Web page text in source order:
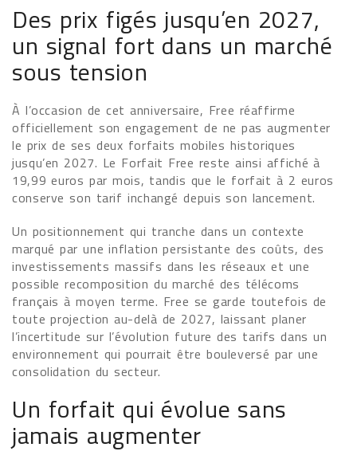
Des prix figés jusqu’en 2027,
un signal fort dans un marché
sous tension
À l’occasion de cet anniversaire, Free réaffirme
officiellement son engagement de ne pas augmenter
le prix de ses deux forfaits mobiles historiques
jusqu’en 2027. Le Forfait Free reste ainsi affiché à
19,99 euros par mois, tandis que le forfait à 2 euros
conserve son tarif inchangé depuis son lancement.
Un positionnement qui tranche dans un contexte
marqué par une inflation persistante des coûts, des
investissements massifs dans les réseaux et une
possible recomposition du marché des télécoms
français à moyen terme. Free se garde toutefois de
toute projection au-delà de 2027, laissant planer
l’incertitude sur l’évolution future des tarifs dans un
environnement qui pourrait être bouleversé par une
consolidation du secteur.
Un forfait qui évolue sans
jamais augmenter